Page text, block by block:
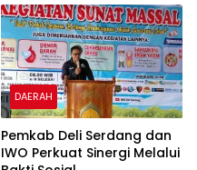
Muratara
DAERAH
Pemkab Deli Serdang dan
IWO Perkuat Sinergi Melalui